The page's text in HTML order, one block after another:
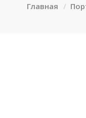
Главная